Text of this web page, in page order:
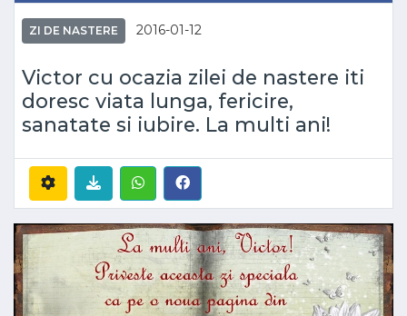
ZI DE NASTERE 2016-01-12
Victor cu ocazia zilei de nastere iti
doresc viata lunga, fericire,
sanatate si iubire. La multi ani!